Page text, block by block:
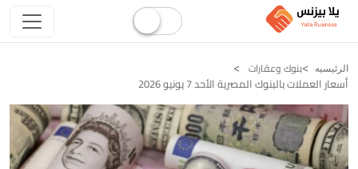
الرئيسيه بنوك وعقارات
أسعار العملات بالبنوك المصرية الأحد 7 يونيو 2026